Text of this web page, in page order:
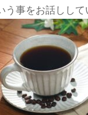
う事をお話しして